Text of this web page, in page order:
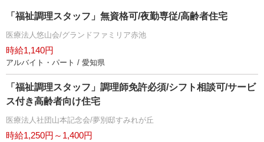
「福祉調理スタッフ」無資格可/夜勤専従/高齢者住宅
医療法人悠山会/グランドファミリア赤池
時給1,140円
アルバイト・パート / 愛知県
「福祉調理スタッフ」調理師免許必須/シフト相談可/サービ
ス付き高齢者向け住宅
医療法人社団山本記念会/夢別邸すみれが丘
時給1,250円～1,400円